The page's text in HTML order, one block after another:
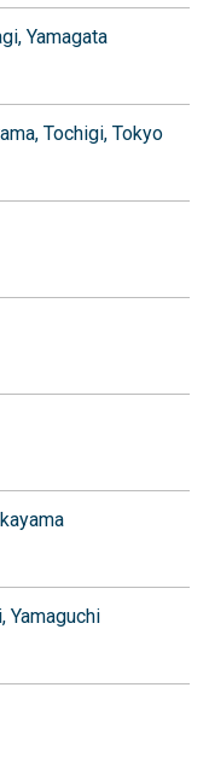
Yamagata
Tochigi Tokyo
Yamaguchi